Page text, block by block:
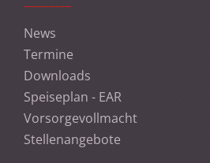
News
Termine
Downloads
Speiseplan - EAR
Vorsorgevollmacht
Stellenangebote